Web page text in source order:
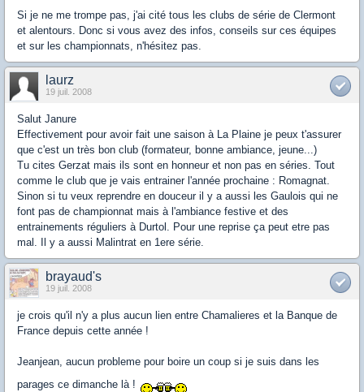
Si je ne me trompe pas, j'ai cité tous les clubs de série de Clermont
et alentours. Donc si vous avez des infos, conseils sur ces équipes
et sur les championnats, n'hésitez pas.
laurz
19 juil. 2008
Salut Janure
Effectivement pour avoir fait une saison à La Plaine je peux t'assurer
que c'est un très bon club (formateur, bonne ambiance, jeune...)
Tu cites Gerzat mais ils sont en honneur et non pas en séries. Tout
comme le club que je vais entrainer l'année prochaine : Romagnat.
Sinon si tu veux reprendre en douceur il y a aussi les Gaulois qui ne
font pas de championnat mais à l'ambiance festive et des
entrainements réguliers à Durtol. Pour une reprise ça peut etre pas
mal. Il y a aussi Malintrat en 1ere série.
brayaud's
19 juil. 2008
je crois qu'il n'y a plus aucun lien entre Chamalieres et la Banque de
France depuis cette année !
Jeanjean, aucun probleme pour boire un coup si je suis dans les
parages ce dimanche là !